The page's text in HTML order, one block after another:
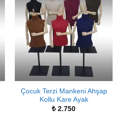
Çocuk Terzi Mankeni Ahşap
Kollu Kare Ayak
₺ 2.750